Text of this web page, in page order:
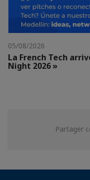
05/08/2026
La French Tech
Night 2026 »
Partager